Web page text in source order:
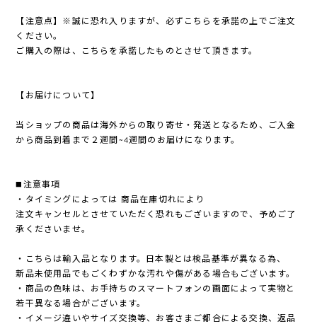
【注意点】※誠に恐れ入りますが、必ずこちらを承諾の上でご注文
ください。
ご購入の際は、こちらを承諾したものとさせて頂きます。
【お届けについて】
当ショップの商品は海外からの取り寄せ・発送となるため、ご入金
から商品到着まで２週間~4週間のお届けになります。
◼️注意事項
・タイミングによっては 商品在庫切れにより
注文キャンセルとさせていただく恐れもございますので、予めご了
承くださいませ。
・こちらは輸入品となります。日本製とは検品基準が異なる為、
新品未使用品でもごくわずかな汚れや傷がある場合もございます。
・商品の色味は、お手持ちのスマートフォンの画面によって実物と
若干異なる場合がございます。
・イメージ違いやサイズ交換等、お客さまご都合による交換、返品